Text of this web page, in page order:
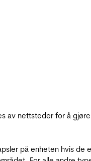
av nettsteder for å gjøre
på enheten hvis de